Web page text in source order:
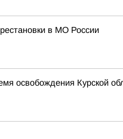
в МО России
освобождения Курской